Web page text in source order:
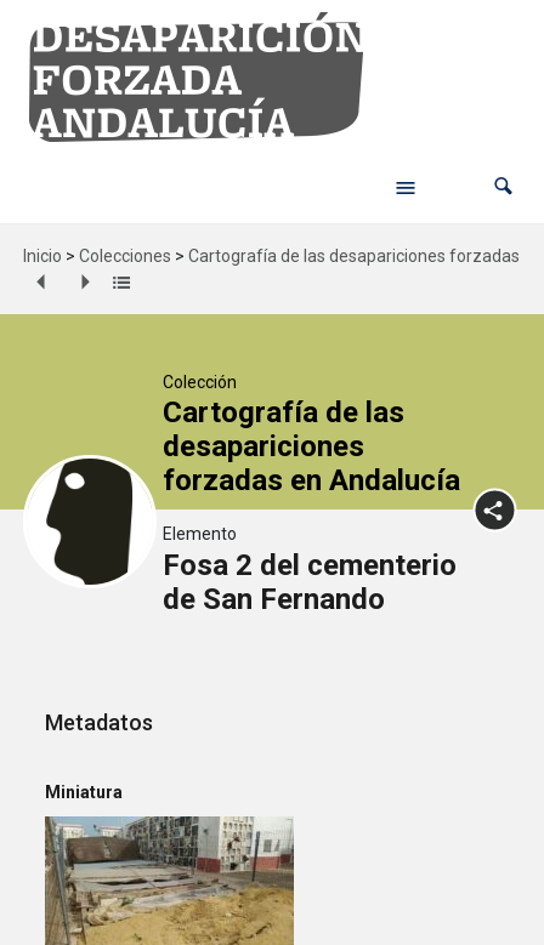
Inicio > Colecciones > Cartografía de las desapariciones forzadas
Colección
Cartografía de las
desapariciones
forzadas en Andalucía
Elemento
Fosa 2 del cementerio
de San Fernando
Metadatos
Miniatura